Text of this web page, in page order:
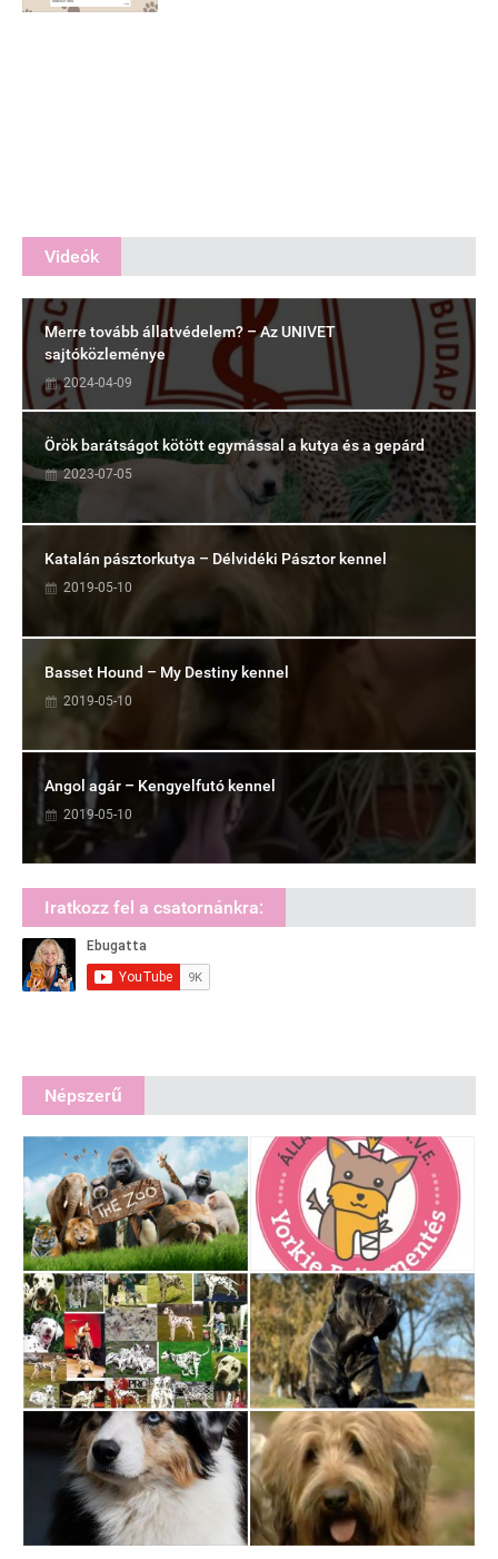
Videók
Merre tovább állatvédelem? – Az UNIVET
sajtóközleménye
2024-04-09
Örök barátságot kötött egymással a kutya és a gepárd
2023-07-05
Katalán pásztorkutya – Délvidéki Pásztor kennel
2019-05-10
Basset Hound – My Destiny kennel
2019-05-10
Angol agár – Kengyelfutó kennel
2019-05-10
Iratkozz fel a csatornánkra:
Népszerű